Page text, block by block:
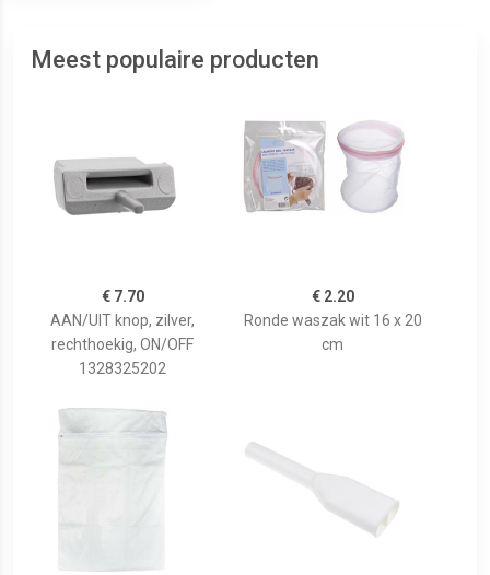
Meest populaire producten
€ 7.70
AAN/UIT knop, zilver,
rechthoekig, ON/OFF
1328325202
€ 2.20
Ronde waszak wit 16 x 20
cm